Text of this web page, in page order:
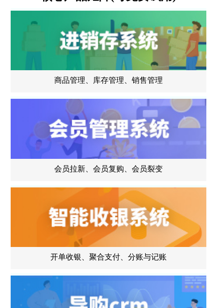
商品管理、库存管理、销售管理
会员拉新、会员复购、会员裂变
开单收银、聚合支付、分账与记账